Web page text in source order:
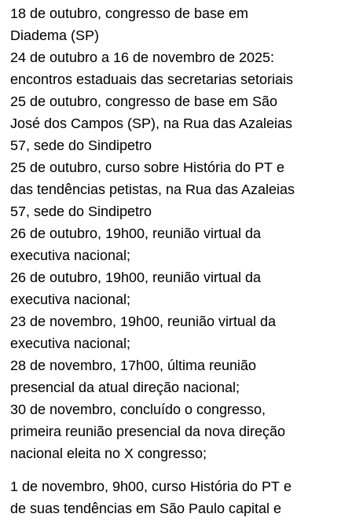
18 de outubro, congresso de base em
Diadema (SP)
24 de outubro a 16 de novembro de 2025:
encontros estaduais das secretarias setoriais
25 de outubro, congresso de base em São
José dos Campos (SP), na Rua das Azaleias
57, sede do Sindipetro
25 de outubro, curso sobre História do PT e
das tendências petistas, na Rua das Azaleias
57, sede do Sindipetro
26 de outubro, 19h00, reunião virtual da
executiva nacional;
26 de outubro, 19h00, reunião virtual da
executiva nacional;
23 de novembro, 19h00, reunião virtual da
executiva nacional;
28 de novembro, 17h00, última reunião
presencial da atual direção nacional;
30 de novembro, concluído o congresso,
primeira reunião presencial da nova direção
nacional eleita no X congresso;
1 de novembro, 9h00, curso História do PT e
de suas tendências em São Paulo capital e